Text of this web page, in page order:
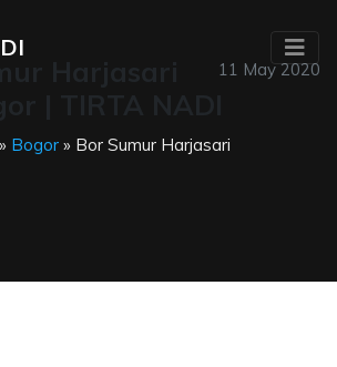
11 May 2020
» Bogor » Bor Sumur Harjasari